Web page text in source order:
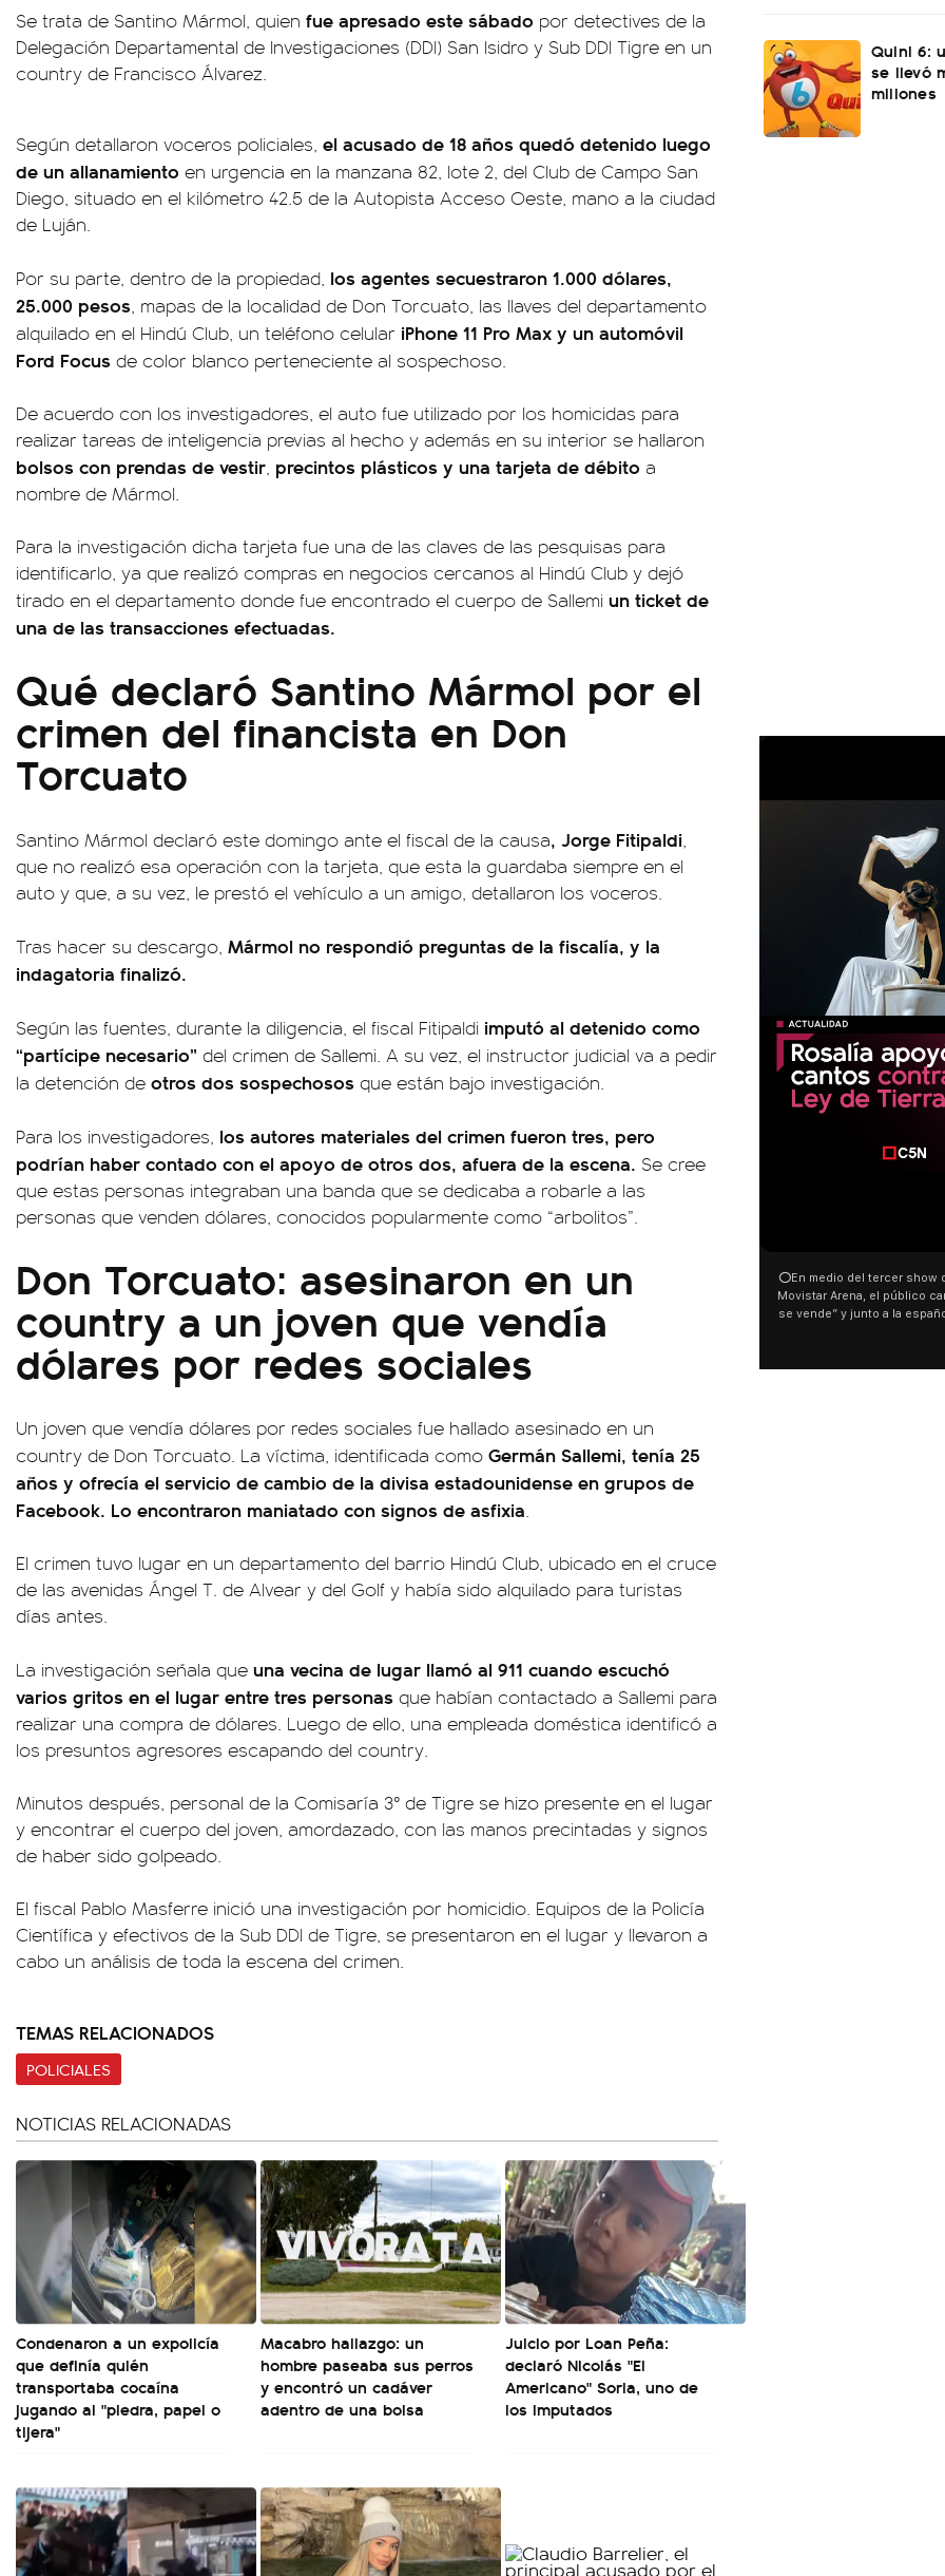
Se trata de Santino Mármol, quien fue apresado este sábado por detectives de la
Delegación Departamental de Investigaciones (DDI) San Isidro y Sub DDI Tigre en un
country de Francisco Álvarez.
Según detallaron voceros policiales, el acusado de 18 años quedó detenido luego
de un allanamiento en urgencia en la manzana 82, lote 2, del Club de Campo San
Diego, situado en el kilómetro 42.5 de la Autopista Acceso Oeste, mano a la ciudad
de Luján.
Por su parte, dentro de la propiedad, los agentes secuestraron 1.000 dólares,
25.000 pesos, mapas de la localidad de Don Torcuato, las llaves del departamento
alquilado en el Hindú Club, un teléfono celular iPhone 11 Pro Max y un automóvil
Ford Focus de color blanco perteneciente al sospechoso.
De acuerdo con los investigadores, el auto fue utilizado por los homicidas para
realizar tareas de inteligencia previas al hecho y además en su interior se hallaron
bolsos con prendas de vestir, precintos plásticos y una tarjeta de débito a
nombre de Mármol.
Para la investigación dicha tarjeta fue una de las claves de las pesquisas para
identificarlo, ya que realizó compras en negocios cercanos al Hindú Club y dejó
tirado en el departamento donde fue encontrado el cuerpo de Sallemi un ticket de
una de las transacciones efectuadas.
Qué declaró Santino Mármol por el
crimen del financista en Don
Torcuato
Santino Mármol declaró este domingo ante el fiscal de la causa, Jorge Fitipaldi,
que no realizó esa operación con la tarjeta, que esta la guardaba siempre en el
auto y que, a su vez, le prestó el vehículo a un amigo, detallaron los voceros.
Tras hacer su descargo, Mármol no respondió preguntas de la fiscalía, y la
indagatoria finalizó.
Según las fuentes, durante la diligencia, el fiscal Fitipaldi imputó al detenido como
“partícipe necesario” del crimen de Sallemi. A su vez, el instructor judicial va a pedir
la detención de otros dos sospechosos que están bajo investigación.
Para los investigadores, los autores materiales del crimen fueron tres, pero
podrían haber contado con el apoyo de otros dos, afuera de la escena. Se cree
que estas personas integraban una banda que se dedicaba a robarle a las
personas que venden dólares, conocidos popularmente como “arbolitos”.
Don Torcuato: asesinaron en un
country a un joven que vendía
dólares por redes sociales
Un joven que vendía dólares por redes sociales fue hallado asesinado en un
country de Don Torcuato. La víctima, identificada como Germán Sallemi, tenía 25
años y ofrecía el servicio de cambio de la divisa estadounidense en grupos de
Facebook. Lo encontraron maniatado con signos de asfixia.
El crimen tuvo lugar en un departamento del barrio Hindú Club, ubicado en el cruce
de las avenidas Ángel T. de Alvear y del Golf y había sido alquilado para turistas
días antes.
La investigación señala que una vecina de lugar llamó al 911 cuando escuchó
varios gritos en el lugar entre tres personas que habían contactado a Sallemi para
realizar una compra de dólares. Luego de ello, una empleada doméstica identificó a
los presuntos agresores escapando del country.
Minutos después, personal de la Comisaría 3° de Tigre se hizo presente en el lugar
y encontrar el cuerpo del joven, amordazado, con las manos precintadas y signos
de haber sido golpeado.
El fiscal Pablo Masferre inició una investigación por homicidio. Equipos de la Policía
Científica y efectivos de la Sub DDI de Tigre, se presentaron en el lugar y llevaron a
cabo un análisis de toda la escena del crimen.
TEMAS RELACIONADOS
POLICIALES
NOTICIAS RELACIONADAS
Condenaron a un expolicía
que definía quién
transportaba cocaína
jugando al "piedra, papel o
tijera"
Macabro hallazgo: un
hombre paseaba sus perros
y encontró un cadáver
adentro de una bolsa
Juicio por Loan Peña:
declaró Nicolás "El
Americano" Soria, uno de
los imputados
Quini 6:
se llevó
millones
⭕En medio del tercer show de
Movistar Arena, el público cantó “la
se vende” y junto a la española. El